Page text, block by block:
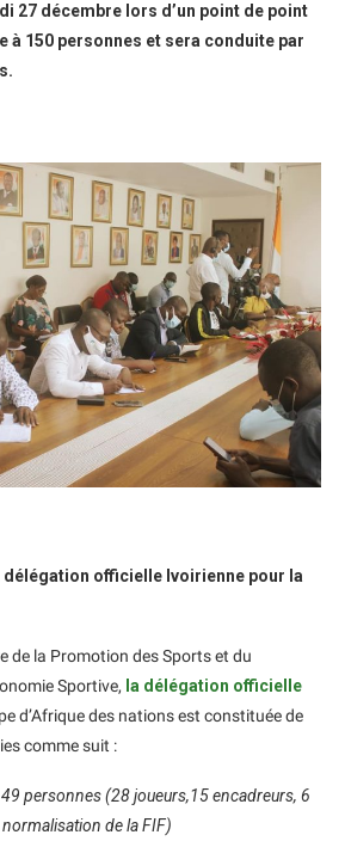
27 décembre lors d’un point de point
à 150 personnes et sera conduite par
délégation officielle Ivoirienne pour la
de la Promotion des Sports et du
Sportive, la délégation officielle
d’Afrique des nations est constituée de
comme suit :
personnes (28 joueurs,15 encadreurs, 6
de la FIF)